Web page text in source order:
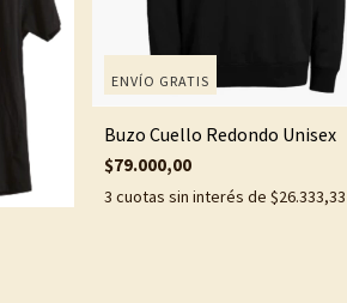
ENVÍO GRATIS
Buzo Cuello Redondo Unisex
$79.000,00
3 cuotas sin interés de $26.333,33